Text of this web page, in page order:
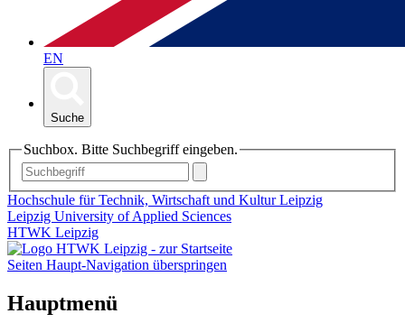
EN
Suche
Suchbox. Bitte Suchbegriff eingeben.
Hochschule für Technik, Wirtschaft und Kultur Leipzig
Leipzig University of Applied Sciences
HTWK Leipzig
Seiten Haupt-Navigation überspringen
Hauptmenü